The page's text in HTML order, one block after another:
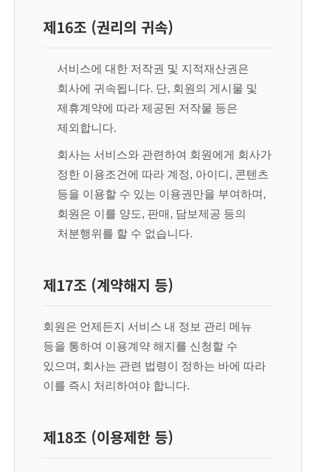
제16조 (권리의 귀속)
서비스에 대한 저작권 및 지적재산권은
회사에 귀속됩니다. 단, 회원의 게시물 및
제휴계약에 따라 제공된 저작물 등은
제외합니다.
회사는 서비스와 관련하여 회원에게 회사가
정한 이용조건에 따라 계정, 아이디, 콘텐츠
등을 이용할 수 있는 이용권만을 부여하며,
회원은 이를 양도, 판매, 담보제공 등의
처분행위를 할 수 없습니다.
제17조 (계약해지 등)
회원은 언제든지 서비스 내 정보 관리 메뉴
등을 통하여 이용계약 해지를 신청할 수
있으며, 회사는 관련 법령이 정하는 바에 따라
이를 즉시 처리하여야 합니다.
제18조 (이용제한 등)